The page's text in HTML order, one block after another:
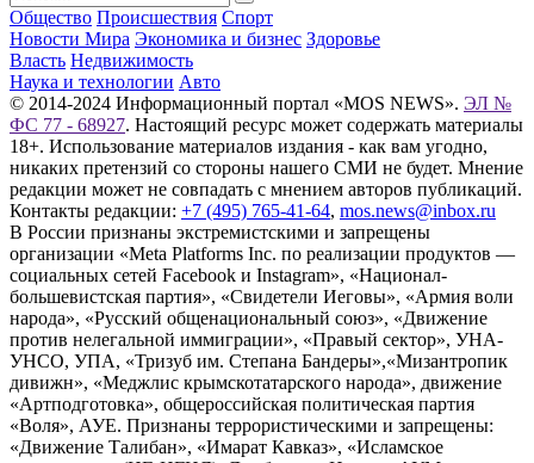
Общество Происшествия Спорт
Новости Мира Экономика и бизнес Здоровье
Власть Недвижимость
Наука и технологии Авто
© 2014-2024 Информационный портал «MOS NEWS». ЭЛ №
ФС 77 - 68927. Настоящий ресурс может содержать материалы
18+. Использование материалов издания - как вам угодно,
никаких претензий со стороны нашего СМИ не будет. Мнение
редакции может не совпадать с мнением авторов публикаций.
Контакты редакции: +7 (495) 765-41-64, mos.news@inbox.ru
В России признаны экстремистскими и запрещены
организации «Meta Platforms Inc. по реализации продуктов —
социальных сетей Facebook и Instagram», «Национал-
большевистская партия», «Свидетели Иеговы», «Армия воли
народа», «Русский общенациональный союз», «Движение
против нелегальной иммиграции», «Правый сектор», УНА-
УНСО, УПА, «Тризуб им. Степана Бандеры»,«Мизантропик
дивижн», «Меджлис крымскотатарского народа», движение
«Артподготовка», общероссийская политическая партия
«Воля», АУЕ. Признаны террористическими и запрещены:
«Движение Талибан», «Имарат Кавказ», «Исламское